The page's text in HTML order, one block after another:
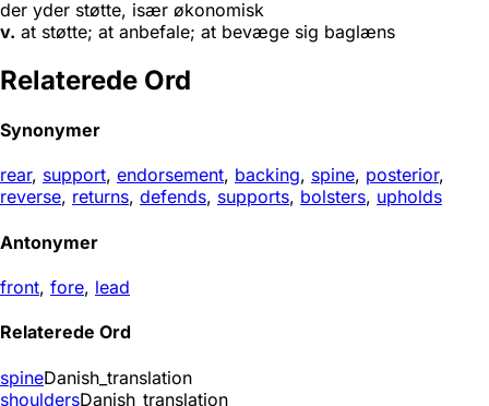
der yder støtte, især økonomisk
v. at støtte; at anbefale; at bevæge sig baglæns
Relaterede Ord
Synonymer
rear, support, endorsement, backing, spine, posterior,
reverse, returns, defends, supports, bolsters, upholds
Antonymer
front, fore, lead
Relaterede Ord
spineDanish_translation
shouldersDanish_translation